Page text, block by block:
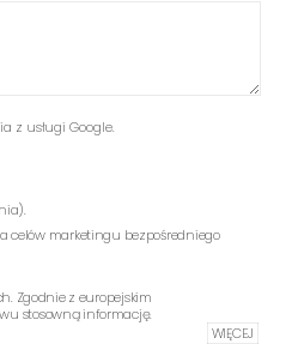
z usługi Google.
celów marketingu bezpośredniego
Zgodnie z europejskim
stosowną informację.
WIĘCEJ